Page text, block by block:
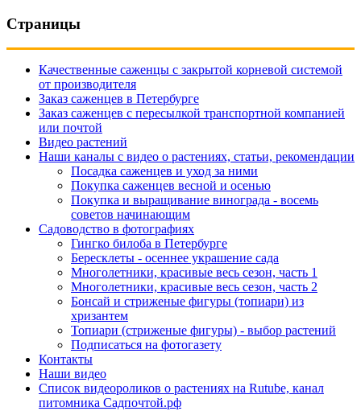
Страницы
Качественные саженцы с закрытой корневой системой
от производителя
Заказ саженцев в Петербурге
Заказ саженцев с пересылкой транспортной компанией
или почтой
Видео растений
Наши каналы с видео о растениях, статьи, рекомендации
Посадка саженцев и уход за ними
Покупка саженцев весной и осенью
Покупка и выращивание винограда - восемь
советов начинающим
Садоводство в фотографиях
Гингко билоба в Петербурге
Бересклеты - осеннее украшение сада
Многолетники, красивые весь сезон, часть 1
Многолетники, красивые весь сезон, часть 2
Бонсай и стриженые фигуры (топиари) из
хризантем
Топиари (стриженые фигуры) - выбор растений
Подписаться на фотогазету
Контакты
Наши видео
Список видеороликов о растениях на Rutube, канал
питомника Садпочтой.рф